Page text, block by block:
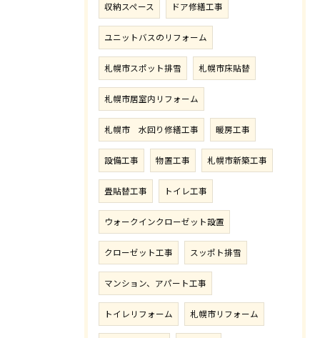
収納スペース ドア修繕工事
ユニットバスのリフォーム
札幌市スポット排雪 札幌市床貼替
札幌市居室内リフォーム
札幌市 水回り修繕工事 暖房工事
設備工事 物置工事 札幌市新築工事
畳貼替工事 トイレ工事
ウォークインクローゼット設置
クローゼット工事 スッポト排雪
マンション、アパート工事
トイレリフォーム 札幌市リフォーム